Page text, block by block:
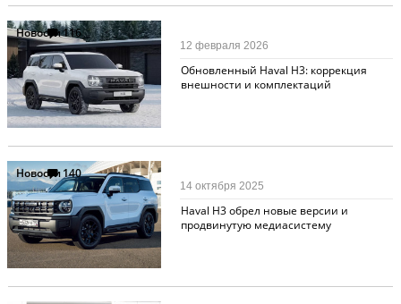
Новости116
Обновленный Haval H3: коррекция
внешности и комплектаций
12 февраля 2026
Новости140
Haval H3 обрел новые версии и
продвинутую медиасистему
14 октября 2025